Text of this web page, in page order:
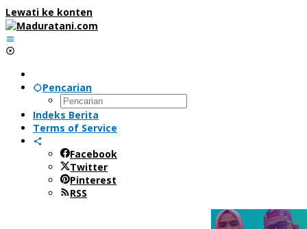
Lewati ke konten
Pencarian
Indeks Berita
Terms of Service
Facebook
Twitter
Pinterest
RSS